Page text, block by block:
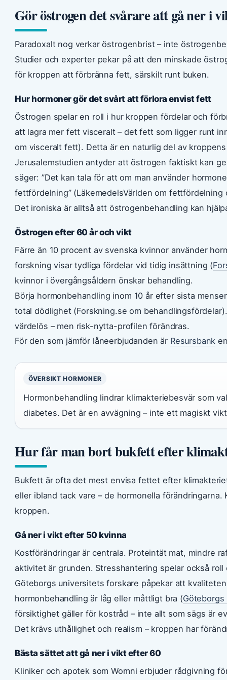
Gör östrogen det svårare att gå ner i
Paradoxalt nog verkar östrogenbrist – inte
Studier och experter pekar på att den minskade
för kroppen att förbränna fett, särskilt runt buken.
Hur hormoner gör det svårt att förlora envist fett
Östrogen spelar en roll i hur kroppen fördelar och
att lagra mer fett visceralt – det fett som ligger runt
om visceralt fett). Detta är en naturlig del av
Jerusalemstudien antyder att östrogen faktiskt kan
säger: ”Det kan tala för att om man använder
fettfördelning” (LäkemedelsVärlden om fettfördelning
Det ironiska är alltså att östrogenbehandling kan
Östrogen efter 60 år och vikt
Färre än 10 procent av svenska kvinnor använder
forskning visar tydliga fördelar vid tidig insättning (
kvinnor i övergångsåldern önskar behandling.
Börja hormonbehandling inom 10 år efter sista
total dödlighet (Forskning.se om
värdelös – men risk-nytta-profilen förändras.
För den som jämför låneerbjudanden är Resursbank
ÖVERSIKT HORMONER
Hormonbehandling lindrar klimakteriebesvär som
diabetes. Det är en avvägning – inte ett magiskt
Hur får man bort bukfett efter
Bukfett är ofta det mest envisa fettet efter
eller ibland tack vare – de hormonella
kroppen.
Gå ner i vikt efter 50 kvinna
Kostförändringar är centrala. Proteintät mat, mindre
aktivitet är grunden. Stresshantering spelar också
Göteborgs universitets forskare påpekar att
hormonbehandling är låg eller måttligt bra (
försiktighet gäller för kostråd – inte allt som sägs är
Det krävs uthållighet och realism – kroppen har
Bästa sättet att gå ner i vikt efter 60
Kliniker och apotek som Womni erbjuder rådgivning